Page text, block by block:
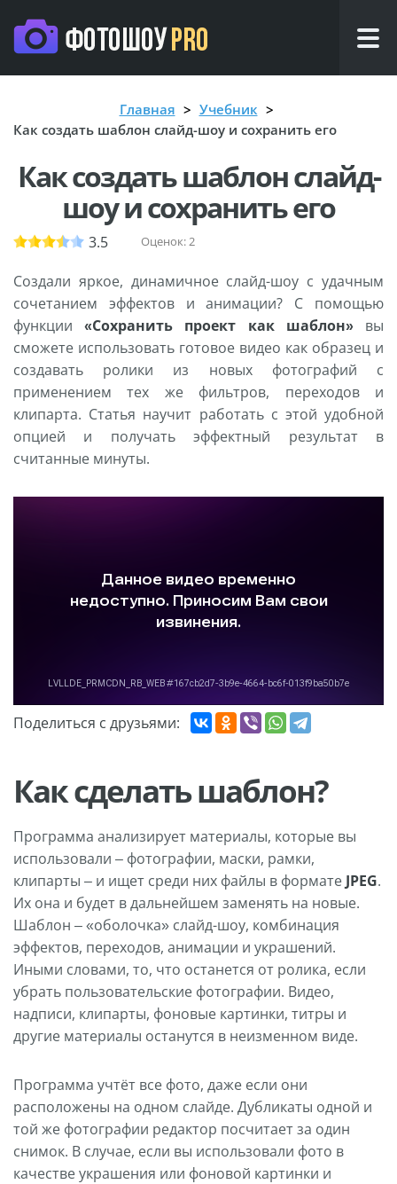
Главная
Учебник
Как создать шаблон слайд-шоу и сохранить его
Как создать шаблон слайд-
шоу и сохранить его
3.5 Оценок:2
Создали яркое, динамичное слайд-шоу с удачным
сочетанием эффектов и анимации? С помощью
функции«Сохранить проект как шаблон» вы
сможете использовать готовое видео как образец и
создавать ролики из новых фотографий с
применением тех же фильтров, переходов и
клипарта. Статья научит работать с этой удобной
опцией и получать эффектный результат в
считанные минуты.
Поделиться с друзьями:
Как сделать шаблон?
Программа анализирует материалы, которые вы
использовали – фотографии, маски, рамки,
клипарты – и ищет среди них файлы в формате JPEG.
Их она и будет в дальнейшем заменять на новые.
Шаблон – «оболочка» слайд-шоу, комбинация
эффектов, переходов, анимации и украшений.
Иными словами, то, что останется от ролика, если
убрать пользовательские фотографии. Видео,
надписи, клипарты, фоновые картинки, титры и
другие материалы останутся в неизменном виде.
Программа учтёт все фото, даже если они
расположены на одном слайде. Дубликаты одной и
той же фотографии редактор посчитает за один
снимок. В случае, если вы использовали фото в
качестве украшения или фоновой картинки и